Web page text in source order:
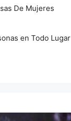
De Mujeres
en Todo Lugar